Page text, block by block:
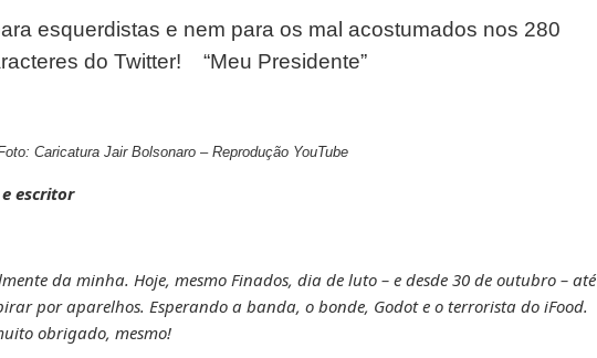
esquerdistas e nem para os mal acostumados nos 280
do Twitter!
“Meu Presidente”
Caricatura Jair Bolsonaro – Reprodução YouTube
escritor
da minha. Hoje, mesmo Finados, dia de luto – e desde 30 de outubro – até
por aparelhos. Esperando a banda, o bonde, Godot e o terrorista do iFood.
obrigado, mesmo!